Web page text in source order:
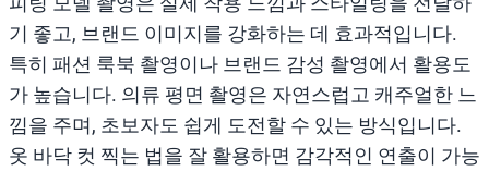
기 좋고, 브랜드 이미지를 강화하는 데 효과적입니다.
특히 패션 룩북 촬영이나 브랜드 감성 촬영에서 활용도
가 높습니다. 의류 평면 촬영은 자연스럽고 캐주얼한 느
낌을 주며, 초보자도 쉽게 도전할 수 있는 방식입니다.
옷 바닥 컷 찍는 법을 잘 활용하면 감각적인 연출이 가능